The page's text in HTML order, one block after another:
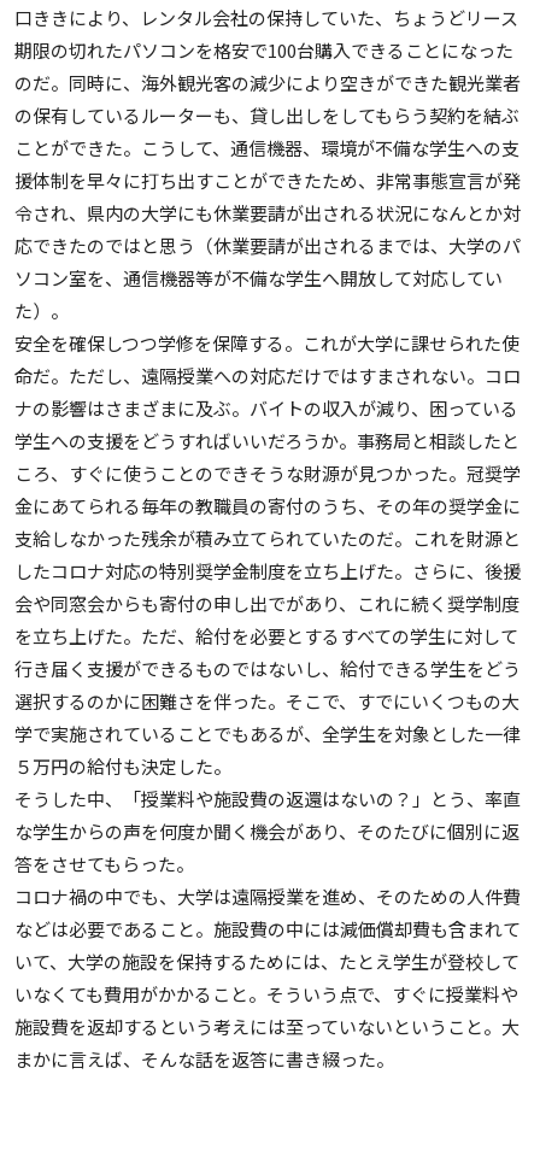
口ききにより、レンタル会社の保持していた、ちょうどリース
期限の切れたパソコンを格安で100台購入できることになった
のだ。同時に、海外観光客の減少により空きができた観光業者
の保有しているルーターも、貸し出しをしてもらう契約を結ぶ
ことができた。こうして、通信機器、環境が不備な学生への支
援体制を早々に打ち出すことができたため、非常事態宣言が発
令され、県内の大学にも休業要請が出される状況になんとか対
応できたのではと思う（休業要請が出されるまでは、大学のパ
ソコン室を、通信機器等が不備な学生へ開放して対応してい
た）。
安全を確保しつつ学修を保障する。これが大学に課せられた使
命だ。ただし、遠隔授業への対応だけではすまされない。コロ
ナの影響はさまざまに及ぶ。バイトの収入が減り、困っている
学生への支援をどうすればいいだろうか。事務局と相談したと
ころ、すぐに使うことのできそうな財源が見つかった。冠奨学
金にあてられる毎年の教職員の寄付のうち、その年の奨学金に
支給しなかった残余が積み立てられていたのだ。これを財源と
したコロナ対応の特別奨学金制度を立ち上げた。さらに、後援
会や同窓会からも寄付の申し出でがあり、これに続く奨学制度
を立ち上げた。ただ、給付を必要とするすべての学生に対して
行き届く支援ができるものではないし、給付できる学生をどう
選択するのかに困難さを伴った。そこで、すでにいくつもの大
学で実施されていることでもあるが、全学生を対象とした一律
５万円の給付も決定した。
そうした中、「授業料や施設費の返還はないの？」とう、率直
な学生からの声を何度か聞く機会があり、そのたびに個別に返
答をさせてもらった。
コロナ禍の中でも、大学は遠隔授業を進め、そのための人件費
などは必要であること。施設費の中には減価償却費も含まれて
いて、大学の施設を保持するためには、たとえ学生が登校して
いなくても費用がかかること。そういう点で、すぐに授業料や
施設費を返却するという考えには至っていないということ。大
まかに言えば、そんな話を返答に書き綴った。